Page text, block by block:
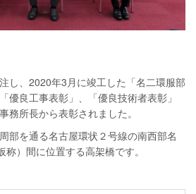
し、2020年3月に竣工した「名二環服部
優良工事表彰」、「優良技術者表彰」
務所長から表彰されました。
部を通る名古屋環状２号線の南西部名
）間に位置する高架橋です。